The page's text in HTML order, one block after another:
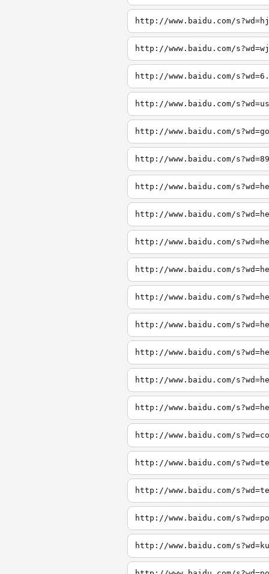
http://www.baidu.com/
http://www.baidu.com/
http://www.baidu.com/
http://www.baidu.com/
http://www.baidu.com/
http://www.baidu.com/
http://www.baidu.com/
http://www.baidu.com/
http://www.baidu.com/
http://www.baidu.com/
http://www.baidu.com/
http://www.baidu.com/
http://www.baidu.com/
http://www.baidu.com/
http://www.baidu.com/
http://www.baidu.com/
http://www.baidu.com/
http://www.baidu.com/
http://www.baidu.com/
http://www.baidu.com/